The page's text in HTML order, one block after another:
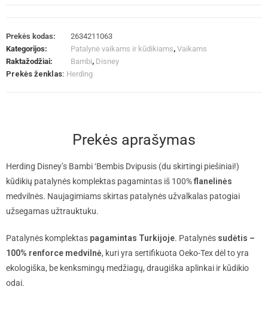
Prekės kodas:
2634211063
Kategorijos:
Patalynė vaikams ir kūdikiams, Vaikams
Raktažodžiai:
Bambi, Disney
Prekės ženklas: Herding
Prekės aprašymas
Herding Disney’s Bambi ‘Bembis Dvipusis (du skirtingi piešiniai!)
kūdikių patalynės komplektas pagamintas iš 100%flanelinės
medvilnės. Naujagimiams skirtas patalynės užvalkalas patogiai
užsegamas užtrauktuku.
Patalynės komplektas pagamintas Turkijoje. Patalynės sudėtis –
100% renforce medvilnė, kuri yra sertifikuota Oeko-Tex dėl to yra
ekologiška, be kenksmingų medžiagų, draugiška aplinkai ir kūdikio
odai.